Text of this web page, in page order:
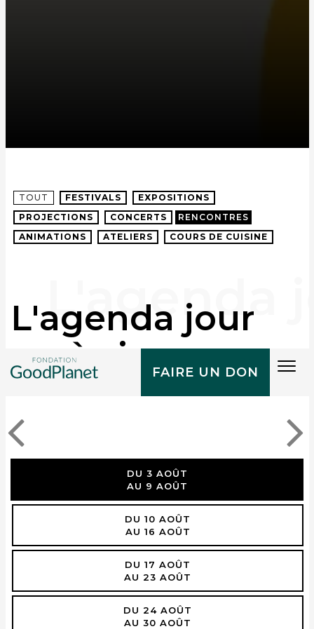
FAIRE UN DON
TOUT FESTIVALS
EXPOSITIONS
PROJECTIONS
CONCERTS
RENCONTRES
ANIMATIONS
ATELIERS COURS DE CUISINE
L'agenda jour
après jour
DU 3 AOÛT
AU 9 AOÛT
DU 10 AOÛT
AU 16 AOÛT
DU 17 AOÛT
AU 23 AOÛT
DU 24 AOÛT
AU 30 AOÛT